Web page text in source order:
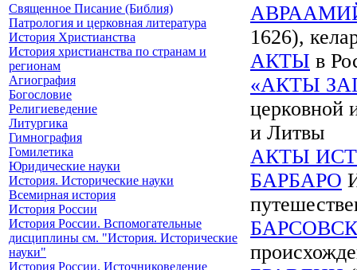
Священное Писание (Библия)
Патрология и церковная литература
История Христианства
История христианства по странам и
регионам
Агиография
Богословие
Религиеведение
Литургика
Гимнография
Гомилетика
Юридические науки
История. Исторические науки
Всемирная история
История России
История России. Вспомогательные
дисциплины см. "История. Исторические
науки"
История России. Источниковедение
1626),
АКТЫ в
«АКТЫ
церковной
и Литвы
АКТЫ
БАРБАРО